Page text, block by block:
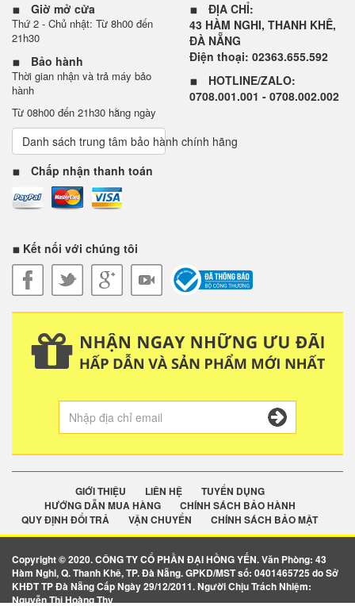
Giờ mở cửa
Thứ 2 - Chủ nhật: Từ 8h00 đến
21h30
Bảo hành
Thời gian nhận và trả máy bảo
hành
Từ 08h00 đến 21h30 hằng ngày
Danh sách trung tâm bảo hành chính hãng
Chấp nhận thanh toán
ĐỊA CHỈ:
43 HÀM NGHI, THANH KHÊ,
ĐÀ NẴNG
Điện thoại: 02363.655.592
HOTLINE/ZALO:
0708.001.001 - 0708.002.002
Kết nối với chúng tôi
GIỚI THIỆU LIÊN HỆ
TUYỂN DỤNG
HƯỚNG DẪN MUA HÀNG
CHÍNH SÁCH BẢO HÀNH
QUY ĐỊNH ĐỔI TRẢ
VẬN CHUYỂN CHÍNH SÁCH BẢO MẬT
Copyright © 2020. CÔNG TY CỔ PHẦN ĐẠI HỒNG YẾN. Văn Phòng: 43
Hàm Nghi, Q. Thanh Khê, TP. Đà Nẵng. GPKD/MST số: 0401465725 do Sở
KHĐT TP Đà Nẵng Cấp Ngày 29/12/2011. Người Chịu Trách Nhiệm:
Nguyễn Thị Hoàng Thy